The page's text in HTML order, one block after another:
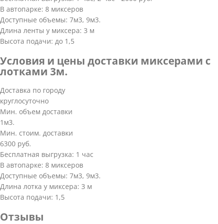
В автопарке: 8 миксеров
Доступные объемы: 7м3, 9м3.
Длина ленты у миксера: 3 м
Высота подачи: до 1,5
Условия и цены доставки миксерами с
лотками 3м.
Доставка по городу
круглосуточно
Мин. объем доставки
1м3.
Мин. стоим. доставки
6300 руб.
Бесплатная выгрузка: 1 час
В автопарке: 8 миксеров
Доступные объемы: 7м3, 9м3.
Длина лотка у миксера: 3 м
Высота подачи: 1,5
Отзывы